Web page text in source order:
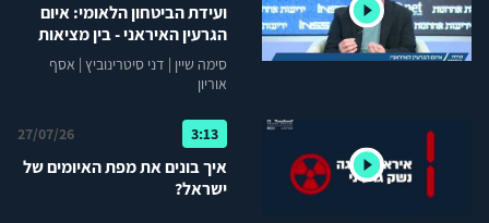
ועידת הביטחון הלאומי: איום
הגרעין האיראני - בין מציאות
הסדרית להמשך אכיפה
סימה שיין | דני סיטרינוביץ | אסף
אוריון
3:13
27/07/26
איך בונים את מפת האיומים של
ישראל?